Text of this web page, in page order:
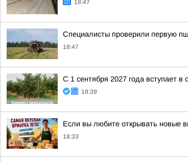
18:47
Специалисты проверили первую
18:47
С 1 сентября 2027 года вступает в
18:39
Если вы любите открывать новые
18:33